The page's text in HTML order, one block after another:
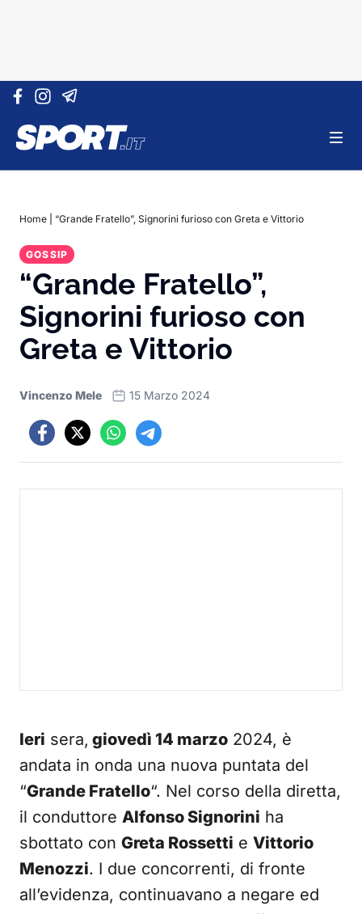
Vai al contenuto
Home “Grande Fratello”, Signorini furioso con Greta e Vittorio
GOSSIP
“Grande Fratello”,
Signorini furioso con
Greta e Vittorio
Vincenzo Mele 15 Marzo 2024
Ieri sera, giovedì 14 marzo 2024, è
andata in onda una nuova puntata del
“Grande Fratello“. Nel corso della diretta,
il conduttore Alfonso Signorini ha
sbottato con Greta Rossetti e Vittorio
Menozzi. I due concorrenti, di fronte
all’evidenza, continuavano a negare ed